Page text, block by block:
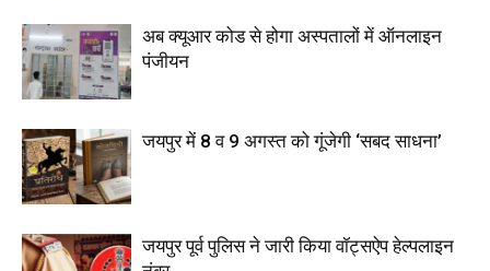
अब क्यूआर कोड से होगा अस्पतालों में ऑनलाइन
पंजीयन
जयपुर में 8 व 9 अगस्त को गूंजेगी ‘सबद साधना’
जयपुर पूर्व पुलिस ने जारी किया वॉट्सऐप हेल्पलाइन